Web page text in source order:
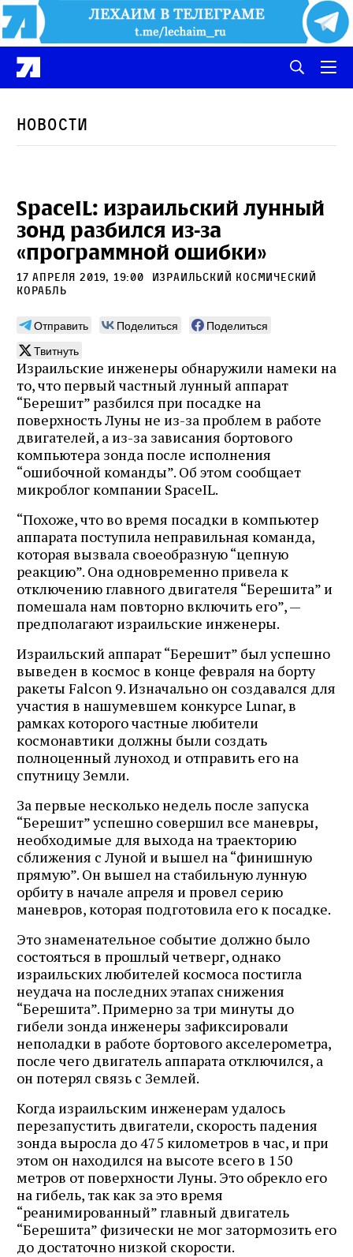
Новости
SpaceIL: израильский лунный
зонд разбился из-за
«программной ошибки»
17 апреля 2019, 19:00
израильский космический
корабль
Отправить Поделиться
Поделиться
Твитнуть
Израильские инженеры обнаружили намеки на
то, что первый частный лунный аппарат
“Берешит” разбился при посадке на
поверхность Луны не из-за проблем в работе
двигателей, а из-за зависания бортового
компьютера зонда после исполнения
“ошибочной команды”. Об этом сообщает
микроблог компании SpaceIL.
“Похоже, что во время посадки в компьютер
аппарата поступила неправильная команда,
которая вызвала своеобразную “цепную
реакцию”. Она одновременно привела к
отключению главного двигателя “Берешита” и
помешала нам повторно включить его”, —
предполагают израильские инженеры.
Израильский аппарат “Берешит” был успешно
выведен в космос в конце февраля на борту
ракеты Falcon 9. Изначально он создавался для
участия в нашумевшем конкурсе Lunar, в
рамках которого частные любители
космонавтики должны были создать
полноценный луноход и отправить его на
спутницу Земли.
За первые несколько недель после запуска
“Берешит” успешно совершил все маневры,
необходимые для выхода на траекторию
сближения с Луной и вышел на “финишную
прямую”. Он вышел на стабильную лунную
орбиту в начале апреля и провел серию
маневров, которая подготовила его к посадке.
Это знаменательное событие должно было
состояться в прошлый четверг, однако
израильских любителей космоса постигла
неудача на последних этапах снижения
“Берешита”. Примерно за три минуты до
гибели зонда инженеры зафиксировали
неполадки в работе бортового акселерометра,
после чего двигатель аппарата отключился, а
он потерял связь с Землей.
Когда израильским инженерам удалось
перезапустить двигатели, скорость падения
зонда выросла до 475 километров в час, и при
этом он находился на высоте всего в 150
метров от поверхности Луны. Это обрекло его
на гибель, так как за это время
“реанимированный” главный двигатель
“Берешита” физически не мог затормозить его
до достаточно низкой скорости.